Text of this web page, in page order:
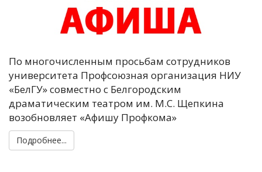
По многочисленным просьбам сотрудников
университета Профсоюзная организация НИУ
«БелГУ» совместно с Белгородским
драматическим театром им. М.С. Щепкина
возобновляет «Афишу Профкома»
Подробнее...